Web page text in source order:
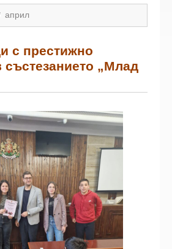
април
с престижно
състезанието „Млад